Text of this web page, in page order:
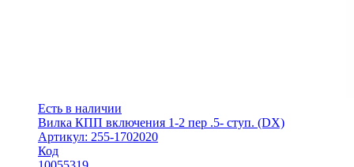
Есть в наличии
Вилка КПП включения 1-2 пер .5- ступ. (DX)
Артикул: 255-1702020
Код